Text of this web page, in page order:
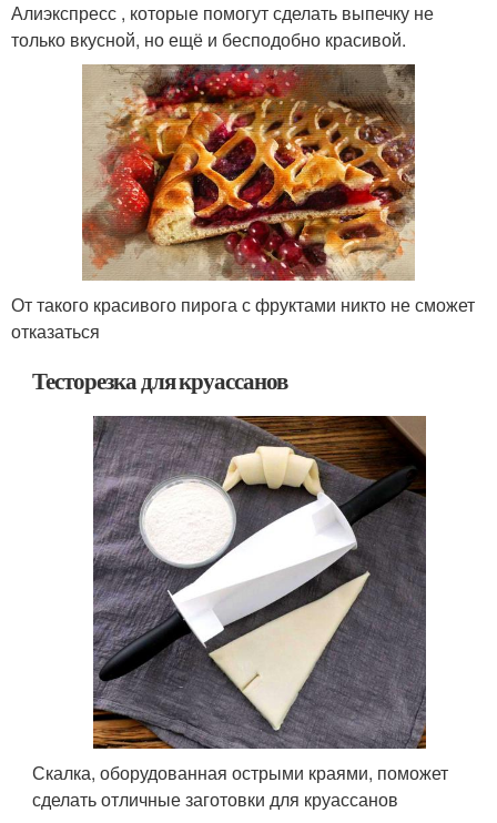
Алиэкспресс , которые помогут сделать выпечку не
только вкусной, но ещё и бесподобно красивой.
От такого красивого пирога с фруктами никто не сможет
отказаться
Тесторезка для круассанов
Скалка, оборудованная острыми краями, поможет
сделать отличные заготовки для круассанов